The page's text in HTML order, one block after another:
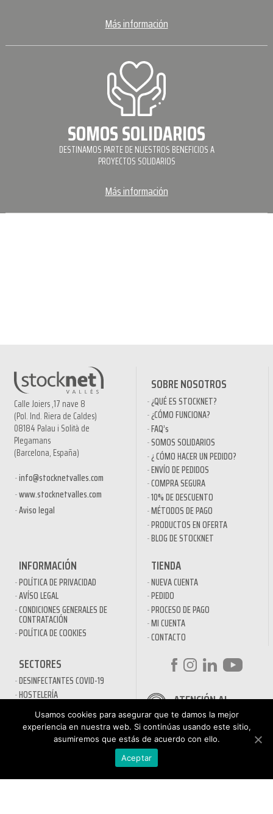
Más información
SOMOS SOLIDARIOS
DESTINAMOS PARTE DE NUESTROS BENEFICIOS A
PROYECTOS SOLIDARIOS
Más información
Calle Joiers ,17 nave 8
(Pol. Ind. Riera de Caldes)
08184 Palau i Solità de
Plegamans
(Barcelona, España)
info@stocknetvalles.com
www.stocknetvalles.com
Aviso legal
SOBRE NOSOTROS
¿QUÉ ES STOCKNET?
¿CÓMO FUNCIONA?
FAQ’s
SOMOS SOLIDARIOS
¿ CÓMO HACER UN PEDIDO?
ENVÍO DE PEDIDOS
COMPRA SEGURA
10% DE DESCUENTO
MÉTODOS DE PAGO
PRODUCTOS EN OFERTA
BLOG DE STOCKNET
INFORMACIÓN
POLÍTICA DE PRIVACIDAD
AVÍSO LEGAL
CONDICIONES GENERALES DE
CONTRATACIÓN
POLÍTICA DE COOKIES
TIENDA
NUEVA CUENTA
PEDIDO
PROCESO DE PAGO
MI CUENTA
CONTACTO
SECTORES
DESINFECTANTES COVID-19
HOSTELERÍA
AUTOMOCIÓN
NÁUTICA
MAQUINARIA PROFESIONAL
LIMPIEZA PARA EL HOGAR
ATENCIÓN AL
CLIENTE
900 897 890
Teléfono gratuito
Usamos cookies para asegurar que te damos la mejor
experiencia en nuestra web. Si continúas usando este sitio,
asumiremos que estás de acuerdo con ello.
Aceptar